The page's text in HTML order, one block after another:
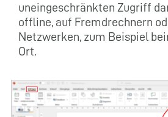
uneingeschränkten Zugriff
offline, auf Fremdrechnern
Netzwerken, zum Beispiel
Ort.